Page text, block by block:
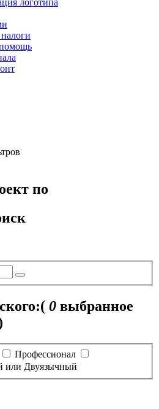
по
( 0 выбранное
Профессионал
или Двуязычный